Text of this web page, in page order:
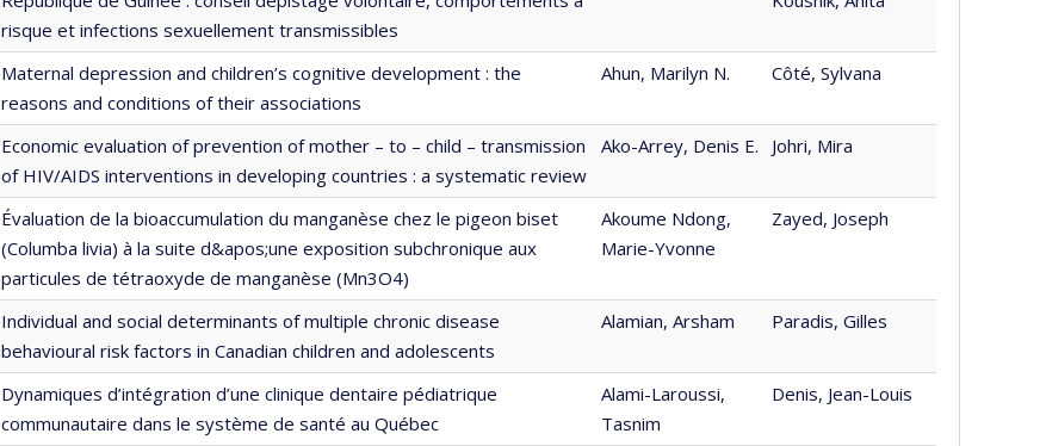
risque et infections sexuellement transmissibles
Maternal depression and children’s cognitive development : the
reasons and conditions of their associations
Ahun, Marilyn N. Côté, Sylvana
Economic evaluation of prevention of mother – to – child – transmission
of HIV/AIDS interventions in developing countries : a systematic review
Ako-Arrey, Denis E. Johri, Mira
Évaluation de la bioaccumulation du manganèse chez le pigeon biset
(Columba livia) à la suite d&apos;une exposition subchronique aux
particules de tétraoxyde de manganèse (Mn3O4)
Akoume Ndong,
Marie-Yvonne
Zayed, Joseph
Individual and social determinants of multiple chronic disease
behavioural risk factors in Canadian children and adolescents
Alamian, Arsham Paradis, Gilles
Dynamiques d’intégration d’une clinique dentaire pédiatrique
communautaire dans le système de santé au Québec
Alami-Laroussi,
Tasnim
Denis, Jean-Louis